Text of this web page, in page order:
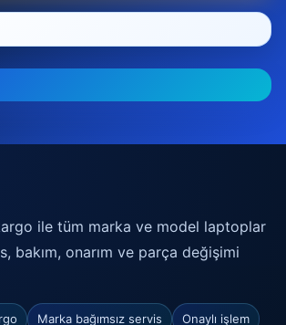
ile tüm marka ve model laptoplar
bakım, onarım ve parça değişimi
Marka bağımsız servis Onaylı işlem